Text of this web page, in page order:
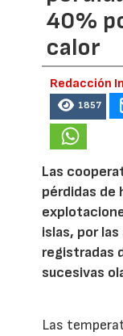
40%
calor
Redacción
1857
Las
pérdidas de
islas, por
registradas
sucesivas
Las